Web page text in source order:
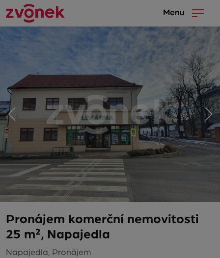
Menu
Pronájem komerční nemovitosti
25 m², Napajedla
Napajedla, Pronájem